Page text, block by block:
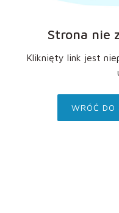
Strona nie
Kliknięty link jest
WRÓĆ DO